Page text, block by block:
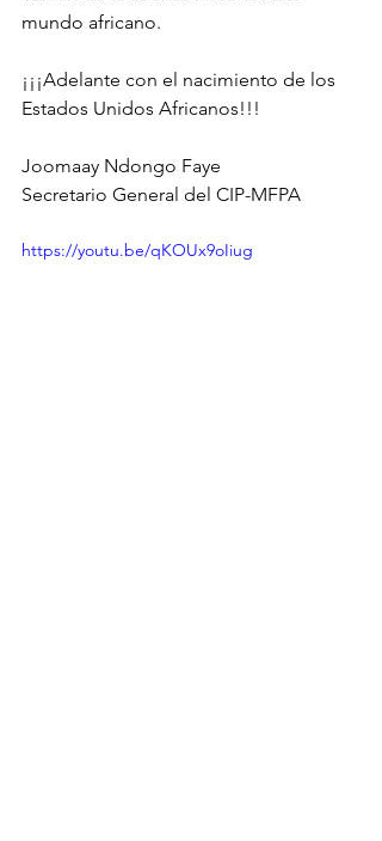
mundo africano.
¡¡¡Adelante con el nacimiento de los
Estados Unidos Africanos!!!
Joomaay Ndongo Faye
Secretario General del CIP-MFPA
https://youtu.be/qKOUx9oIiug